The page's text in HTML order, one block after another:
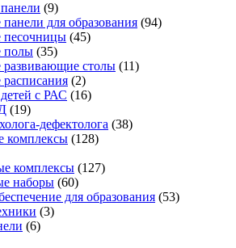
(9)
для образования (94)
песочницы (45)
полы (35)
столы (11)
(2)
с РАС (16)
(19)
дефектолога (38)
комплексы (128)
комплексы (127)
наборы (60)
для образования (53)
(3)
(6)